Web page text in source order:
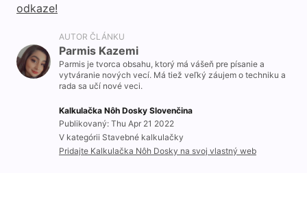
odkaze!
AUTOR ČLÁNKU
Parmis Kazemi
Parmis je tvorca obsahu, ktorý má vášeň pre písanie a
vytváranie nových vecí. Má tiež veľký záujem o techniku a
rada sa učí nové veci.
Kalkulačka Nôh Dosky Slovenčina
Publikovaný: Thu Apr 21 2022
V kategórii Stavebné kalkulačky
Pridajte Kalkulačka Nôh Dosky na svoj vlastný web